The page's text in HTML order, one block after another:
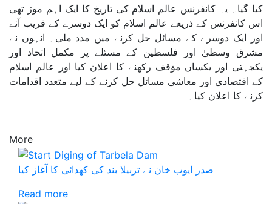
کیا گیا۔ یہ کانفرنس عالم اسلام کی تاریخ کا ایک اہم موڑ تھی
اس کانفرنس کے ذریعے عالم اسلام کو ایک دوسرے کے قریب آنے
اور ایک دوسرے کے مسائل حل کرنے میں مدد ملی۔ انہوں نے
مشرق وسطیٰ اور فلسطین کے مسئلے پر مکمل اتحاد اور
یکجہتی اور یکساں مؤقف رکھنے کا اعلان کیا اور عالم اسلام
کے اقتصادی اور معاشی مسائل حل کرنے کے لیے متعدد اقدامات
کرنے کا اعلان کیا۔
More
صدر ایوب خان نے تربیلا بند کی کھدائی کا آغاز کیا
Read more